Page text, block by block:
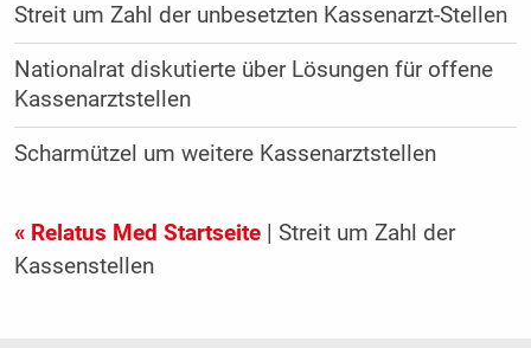
Streit um Zahl der unbesetzten Kassenarzt-Stellen
Nationalrat diskutierte über Lösungen für offene
Kassenarztstellen
Scharmützel um weitere Kassenarztstellen
« Relatus Med Startseite| Streit um Zahl der
Kassenstellen